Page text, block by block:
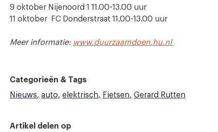
9 oktober Nijenoord 1 11.00-13.00 uur
11 oktober FC Donderstraat 11.00-13.00 uur
Meer informatie: www.duurzaamdoen.hu.nl
Categorieën & Tags
Nieuws
auto elektrisch Fietsen Gerard Rutten
Artikel delen op